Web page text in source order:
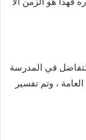
في المدرسة
، وتم تفسير